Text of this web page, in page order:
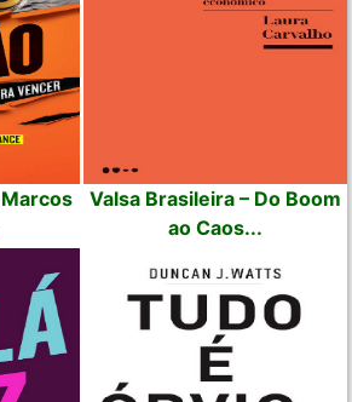
Valsa Brasileira – Do Boom
ao Caos...